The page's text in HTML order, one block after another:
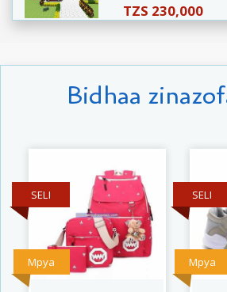
TZS 230,000
Bidhaa
Mpya
SELI
Mpya
SELI